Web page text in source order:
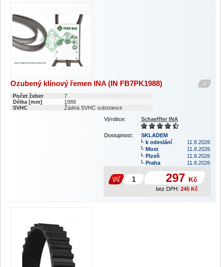
+
Ozubený klínový řemen INA (IN FB7PK1988)
Počet žeber
7
Délka [mm]
1988
SVHC
Žádná SVHC substance
Výrobce:
Schaeffler INA
Dostupnost:
SKLADEM
k odeslání
11.8.2026
Most
11.8.2026
Plzeň
11.8.2026
Praha
11.8.2026
297 Kč
bez DPH: 245 Kč